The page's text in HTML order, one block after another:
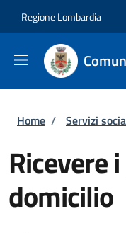
Regione Lombardia
Briciole di
Home / Servizi
Ricevere
domicilio